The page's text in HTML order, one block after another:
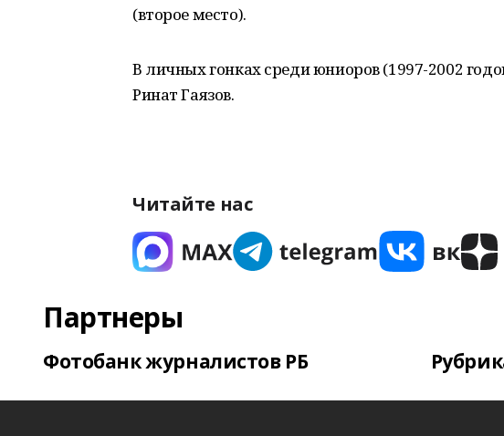
(второе место).
В личных гонках среди юниоров (1997-2002
Ринат Гаязов.
Читайте нас
Партнеры
Фотобанк журналистов РБ